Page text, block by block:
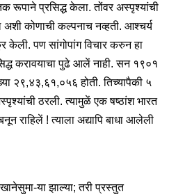
रूपाने प्रसिद्ध केला. तोंवर अस्पृश्यांची
कोणाची कल्पनाच नव्हती. आश्चर्य
केली. पण सांगोपांग विचार करुन हा
करावयाचा पुढे आलें नाही. सन १९०१
२९,४३,६१,०५६ होती. तिच्यापैकी ५
ठरली. त्यामुळें एक षष्ठांश भारत
राहिलें ! त्याला अद्यापि बाधा आलेली
या झाल्या; तरी प्रस्तुत